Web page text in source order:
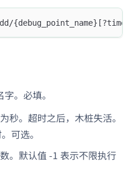
。必填。
秒。超时之后，木桩失活。
可选。
。默认值 -1 表示不限执行